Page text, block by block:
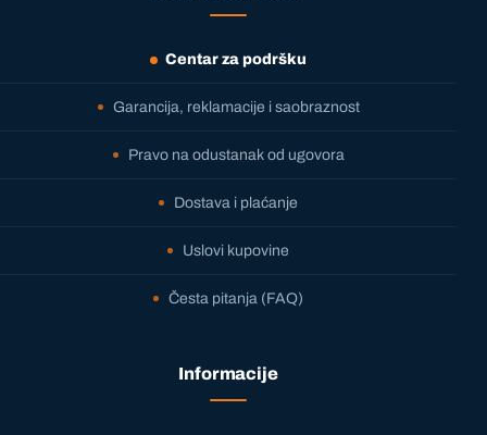
Centar za podršku
Garancija, reklamacije i saobraznost
Pravo na odustanak od ugovora
Dostava i plaćanje
Uslovi kupovine
Česta pitanja (FAQ)
Informacije